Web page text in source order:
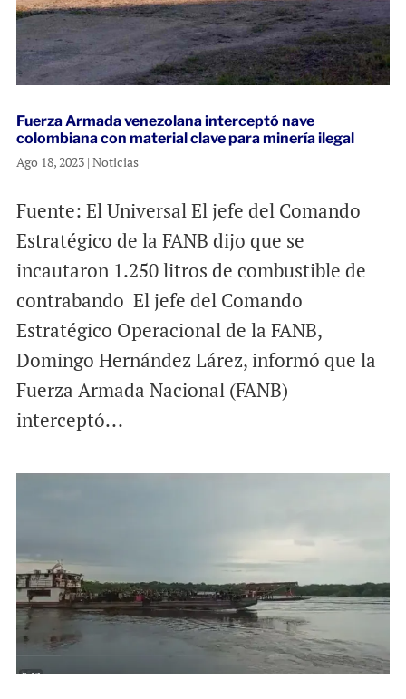
Fuerza Armada venezolana interceptó nave
colombiana con material clave para minería ilegal
Ago 18, 2023| Noticias
Fuente: El Universal El jefe del Comando
Estratégico de la FANB dijo que se
incautaron 1.250 litros de combustible de
contrabando El jefe del Comando
Estratégico Operacional de la FANB,
Domingo Hernández Lárez, informó que la
Fuerza Armada Nacional (FANB)
interceptó...